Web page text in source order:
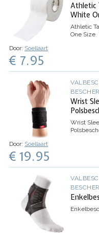
Athletic
White
Athletic
One Size
Door: Soellaart
€ 7.95
Wrist
Wrist
Door: Soellaart
€ 19.95